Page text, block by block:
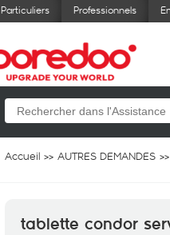
Particuliers Professionnels
Accueil AUTRES DEMANDES
tablette condor